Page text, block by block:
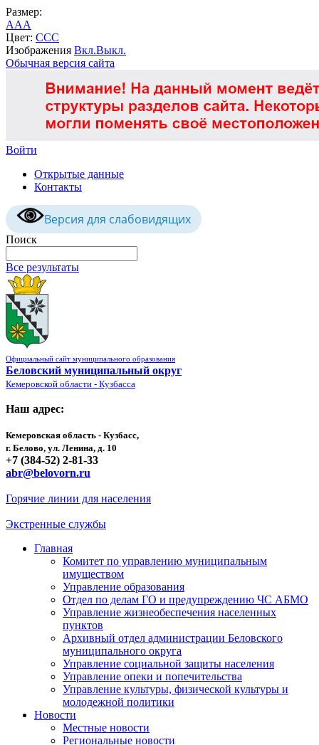
Размер:
AAA
Цвет: CCC
Изображения Вкл.Выкл.
Обычная версия сайта
Войти
Открытые данные
Контакты
Версия для слабовидящих
Поиск
Все результаты
Официальный сайт муниципального образования
Беловский муниципальный округ
Кемеровской области - Кузбасса
Наш адрес:
Кемеровская область - Кузбасс,
г. Белово, ул. Ленина, д. 10
+7 (384-52) 2-81-33
abr@belovorn.ru
Горячие линии для населения
Экстренные службы
Главная
Комитет по управлению муниципальным
имуществом
Управление образования
Отдел по делам ГО и предупреждению ЧС АБМО
Управление жизнеобеспечения населенных
пунктов
Архивный отдел администрации Беловского
муниципального округа
Управление социальной защиты населения
Управление опеки и попечительства
Управление культуры, физической культуры и
молодежной политики
Новости
Местные новости
Региональные новости